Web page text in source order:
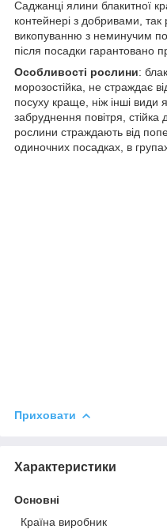
Саджанці ялини блакитної
контейнері з добривами, так
викопуванню з неминучим
після посадки гарантовано
Особливості рослини:
морозостійка, не страждає
посуху краще, ніж інші види
забруднення повітря, стійка
рослини страждають від
одиночних посадках, в
Приховати
Характеристики
Основні
Країна виробник